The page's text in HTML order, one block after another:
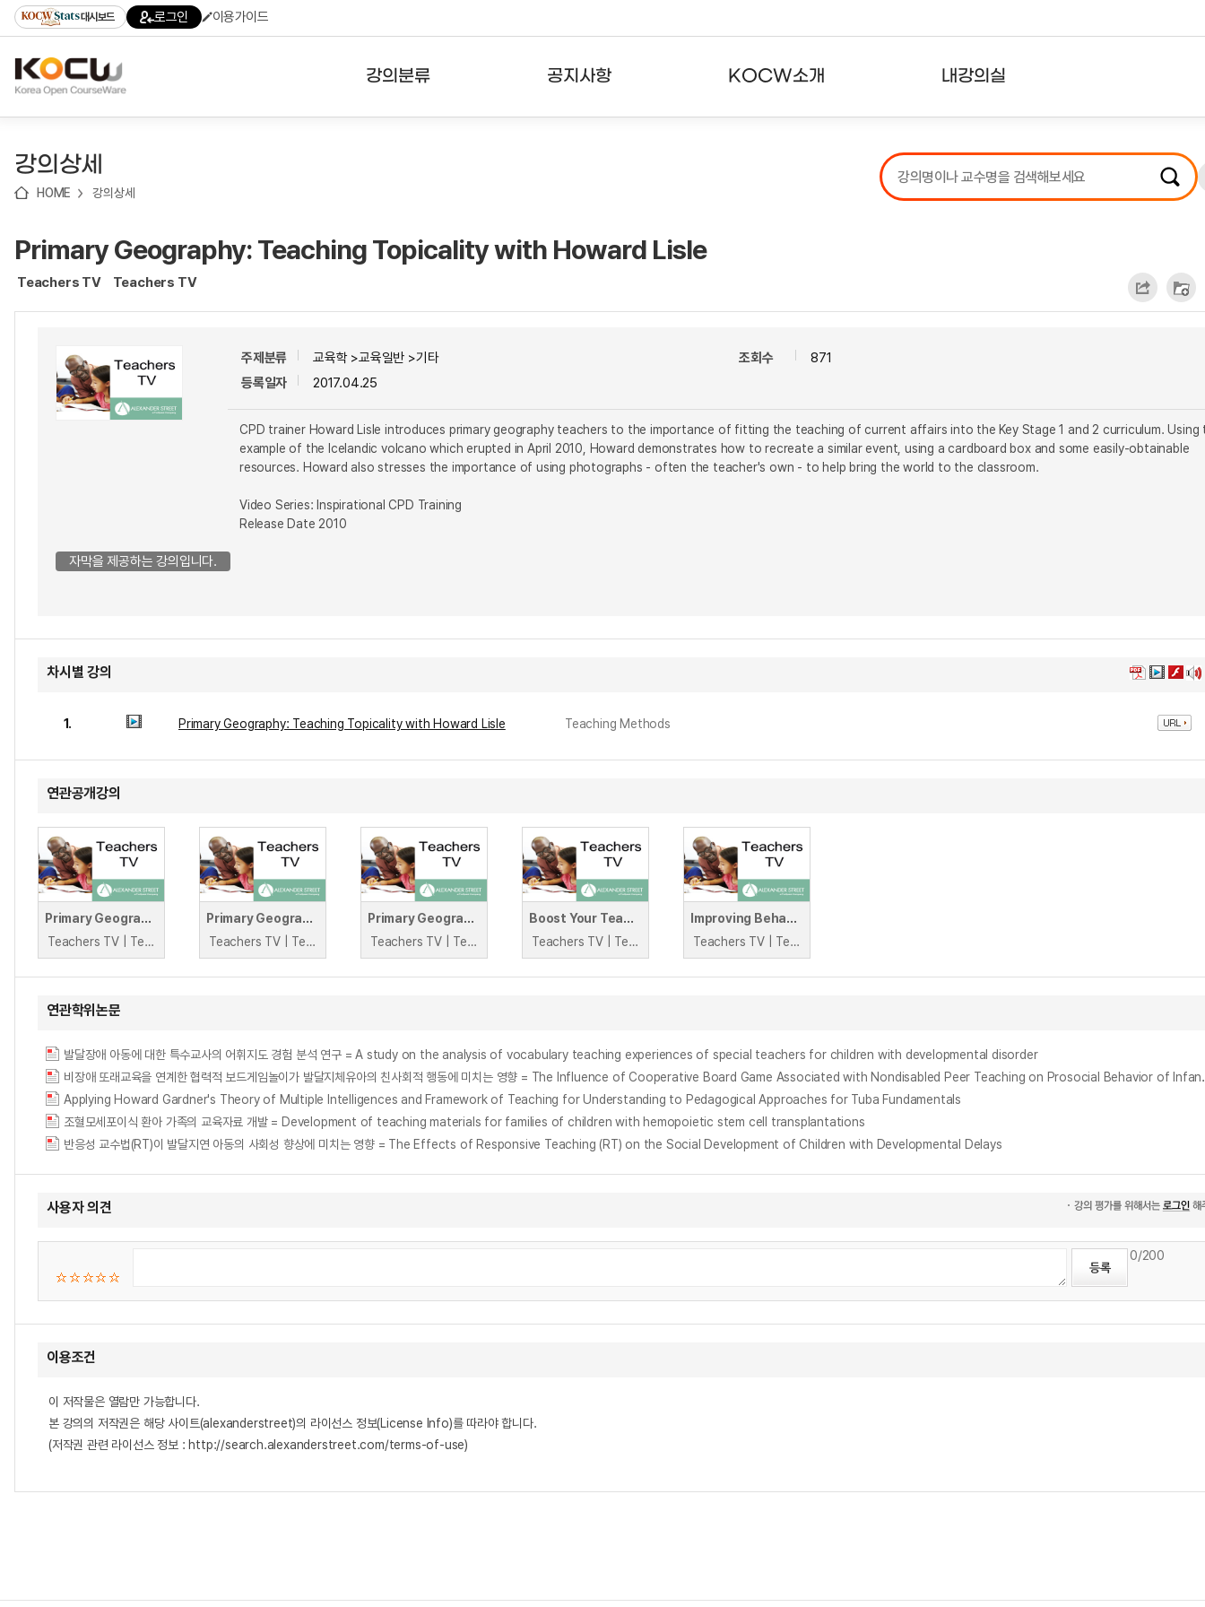
기
기
기
content)
가
대시보드 로그인 이용가이드
강의분류
테마강의
공지사항
서비스도움말
KOCW소개 내강의실
강의리스트
수강확인증강의
강의상세
HOME 강의상세
Primary Geography: Teaching Topicality with Howard Lisle
Teachers TV Teachers TV
주제분류
교육학 >교육일반 >기타
등록일자
2017.04.25
조회수 871
CPD trainer Howard Lisle introduces primary geography teachers to the importance of fitting the teaching of current affairs into the Key Stage 1 and 2 curriculum. Using
example of the Icelandic volcano which erupted in April 2010, Howard demonstrates how to recreate a similar event, using a cardboard box and some easily-obtainable
resources. Howard also stresses the importance of using photographs - often the teacher's own - to help bring the world to the classroom.
Video Series: Inspirational CPD Training
Release Date 2010
자막을 제공하는 강의입니다.
차시별 강의
1. Primary Geography: Teaching Topicality with Howard Lisle Teaching Methods
연관공개강의
Primary Geography: Bringing Egypt to Life with Howard Lisle
Teachers TV | Teachers TV
Primary Geography: Caribbean in a Box with Howard Lisle
Teachers TV | Teachers TV
Primary Geography: Introducing Howard Lisle
Teachers TV | Teachers TV
Boost Your Teaching: with Critical Thinking
Teachers TV | Teachers TV
Improving Behaviour with Engaging Teaching
Teachers TV | Teachers TV
연관학위논문
발달장애 아동에 대한 특수교사의 어휘지도 경험 분석 연구 = A study on the analysis of vocabulary teaching experiences of special teachers for children with developmental disorder
비장애 또래교육을 연계한 협력적 보드게임놀
Applying Howard Gardner's Theory of Multiple Intelligences and Framework of Teaching for Understanding to Pedagogical Approaches for Tuba Fundamentals
조혈모세포이식 환아 가족의 교육자료 개발 = Development of teaching materials for families of children with hemopoietic stem cell transplantations
반응성 교수법(RT)이 발달지연 아동의 사회성 향상에 미치는 영향 = The Effects of Responsive Teaching (RT) on the Social Development of Children with Developmental Delays
사용자 의견
0/200
이용조건
이 저작물은 열람만 가능합니다.
본 강의의 저작권은 해당 사이트(alexanderstreet)의 라이선스 정보(License Info)를 따라야 합니다.
(저작권 관련 라이선스 정보 : http://search.alexanderstreet.com/terms-of-use)